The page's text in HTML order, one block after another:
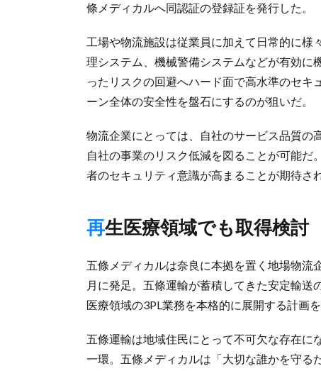
條メディカルへ同認証の登録証を発行した。
工場や物流施設は従業員に加えて日常的に様
理システム、機械警備システムなどが有効に
ったリスクの回避へハード面で高水準のセキ
ーン全体の安全性を盤石にするのが狙いだ。
物流企業にとっては、自社のサービス品質の
自社の事業のリスク低減を図ることが可能
者のセキュリティ意識が高まることが期待され
再生医療領域でも取得検討
五條メディカルは奈良に本拠を置く地場物流
月に発足。五條運輸が蓄積してきた安定輸送
医療領域の3PL業務を本格的に展開する計画を
五條運輸は地域住民にとって不可欠な存在
一環。五條メディカルは「大切な誰かを守る